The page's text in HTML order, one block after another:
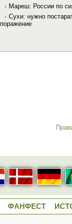
› Мареш: России по
› Сухи: нужно
поражение
ФАНФЕСТ